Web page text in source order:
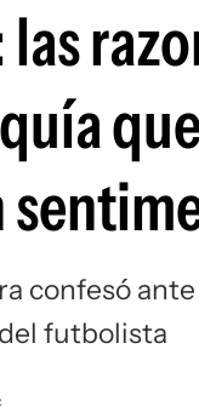
confesó
futbolista